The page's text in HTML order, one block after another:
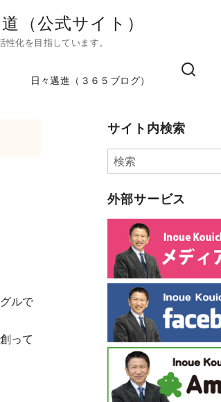
（公式サイト）
化を目指しています。
日々邁進（３６５ブログ）
ルで
って
サイト内検索
外部サービス